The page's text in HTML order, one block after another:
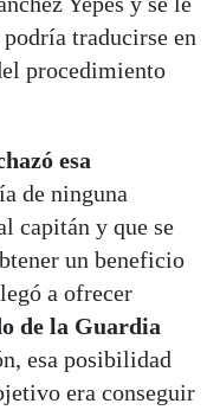
traducirse en
procedimiento
esa
de ninguna
capitán y que se
un beneficio
a ofrecer
de la Guardia
esa posibilidad
era conseguir